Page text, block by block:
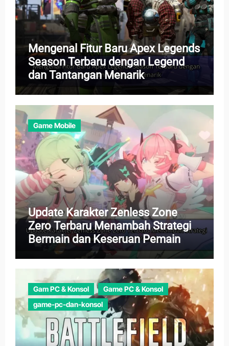
Mengenal Fitur Baru Apex Legends
Season Terbaru dengan Legend
dan Tantangan Menarik
Game Mobile
Update Karakter Zenless Zone
Zero Terbaru Menambah Strategi
Bermain dan Keseruan Pemain
Gam PC & Konsol
Game PC & Konsol
game-pc-dan-konsol